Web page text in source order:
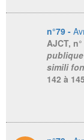
n°79 -
AJCT,
simili
142 à 145